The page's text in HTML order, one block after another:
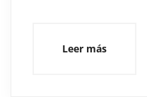
Leer más